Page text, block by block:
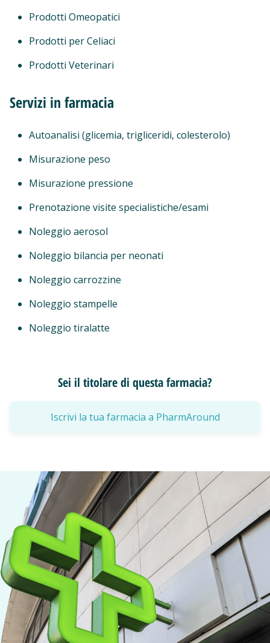
Prodotti Omeopatici
Prodotti per Celiaci
Prodotti Veterinari
Servizi in farmacia
Autoanalisi (glicemia, trigliceridi, colesterolo)
Misurazione peso
Misurazione pressione
Prenotazione visite specialistiche/esami
Noleggio aerosol
Noleggio bilancia per neonati
Noleggio carrozzine
Noleggio stampelle
Noleggio tiralatte
Sei il titolare di questa farmacia?
Iscrivi la tua farmacia a PharmAround